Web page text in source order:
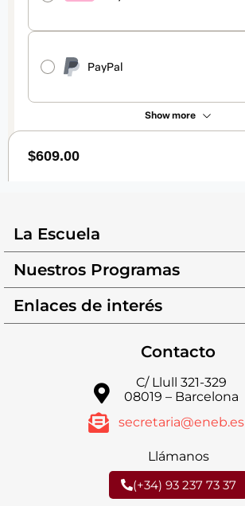
La Escuela
Nuestros Programas
Enlaces de interés
Contacto
C/ Llull 321-329
08019 – Barcelona
secretaria@eneb.es
Llámanos
(+34) 93 237 73 37